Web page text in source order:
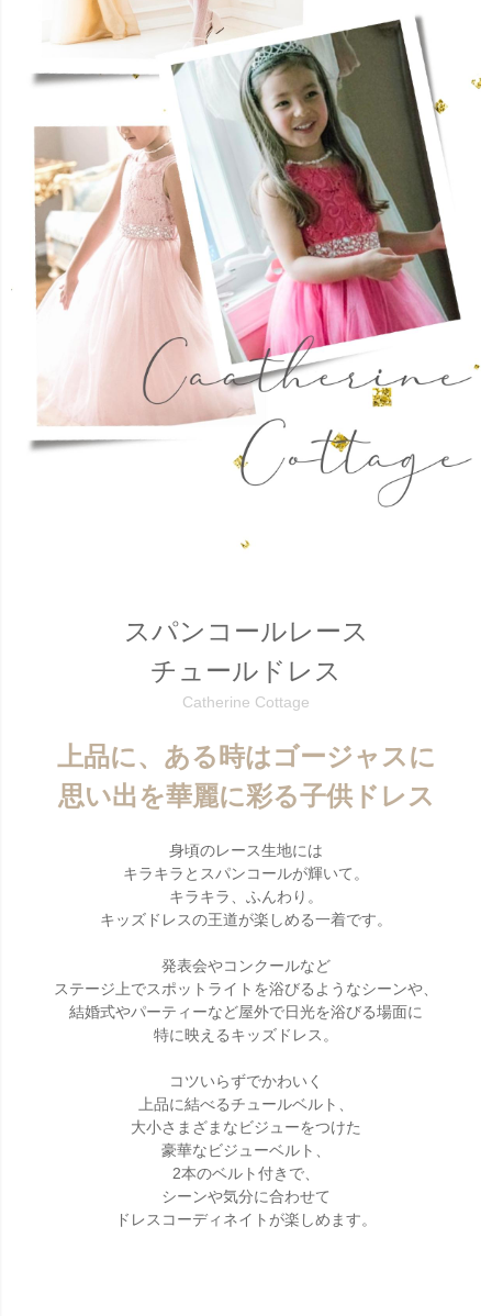
スパンコールレース
チュールドレス
Catherine Cottage
上品に、ある時はゴージャスに
思い出を華麗に彩る子供ドレス
身頃のレース生地には
キラキラとスパンコールが輝いて。
キラキラ、ふんわり。
キッズドレスの王道が楽しめる一着です。
発表会やコンクールなど
ステージ上でスポットライトを浴びるようなシーンや、
結婚式やパーティーなど屋外で日光を浴びる場面に
特に映えるキッズドレス。
コツいらずでかわいく
上品に結べるチュールベルト、
大小さまざまなビジューをつけた
豪華なビジューベルト、
2本のベルト付きで、
シーンや気分に合わせて
ドレスコーディネイトが楽しめます。